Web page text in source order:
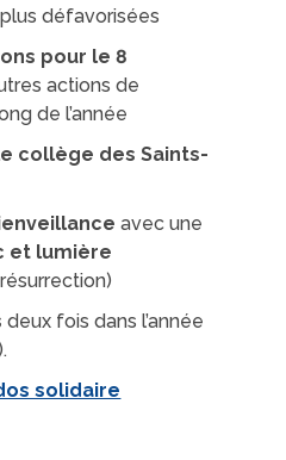
défavorisées
pour le 8
actions de
de l’année
collège des Saints-
avec une
et lumière
deux fois dans l’année
solidaire